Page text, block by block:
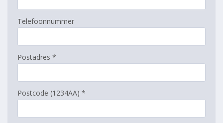
Telefoonnummer
Postadres *
Postcode (1234AA) *